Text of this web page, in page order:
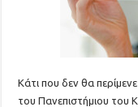
Κάτι που δεν θα
του Πανεπιστήμιου του